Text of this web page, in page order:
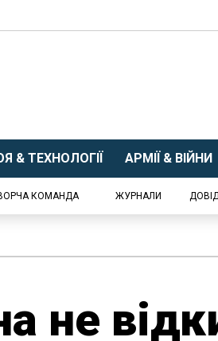
& ТЕХНОЛОГІЇ АРМІЇ & ВІЙНИ
КОМАНДА ЖУРНАЛИ
не